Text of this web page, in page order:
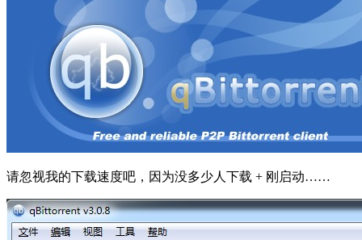
请忽视我的下载速度吧，因为没多少人下载 + 刚启动……